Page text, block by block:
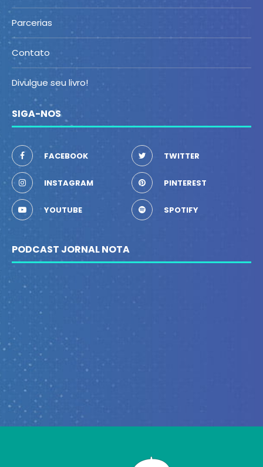
Parcerias
Contato
Divulgue seu livro!
SIGA-NOS
FACEBOOK TWITTER
INSTAGRAM PINTEREST
YOUTUBE SPOTIFY
PODCAST JORNAL NOTA